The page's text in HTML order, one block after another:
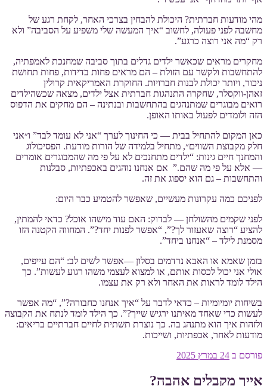
מהי מודעות חברתית? היכולת להבחין בצרכי האחר, לקחת רגע של
מחשבה לפני פעולה, לחשוב “איך המעשה שלי משפיע על הסביבה” ולא
רק “מה אני רוצה כרגע”.
מחקרים מראים שכאשר ילדים גדלים בתוך סביבה שמחנכת לאמפתיה,
להתחשבות ולקשר עם הזולת – הם מראים פחות בדידות, פחות תחושת
ניכור, ויותר יכולת לבנות חברויות. החוקרת האמריקאית קרולין
זאהן-ווקסלר, שחקרה התנהגות חברתית אצל ילדים, מצאה שכשהילדים
רואים מבוגרים שמתנהגים בהתחשבות ובנתינה – הם מחקים את הדפוס
הזה ולומדים לפעול באותו האופן.
כאן המקום להתחיל בבית — כי החינוך לערך “אני לא עומד לבד” ו״אני
חלק מקבוצת השווים״, מתחיל בלמידה של הורות מודעת. הפסיכולוג
והמחנך חיים גינות: “ילדים מתחנכים לא על פי מה שהמבוגרים אומרים
— אלא על פי מה שהם.” אם אנחנו נוהגים באכפתיות, סבלנות
והתחשבות – גם הוא יספוג את זה.
לפניכם כמה עקרונות מעשיים, שאפשר להטמיע כבר היום:
לפני שקמים מהשולחן — לבדוק: האם עוד מישהו אוכל? כדאי להמתין,
להציע “רוצה שאעזור לך?”, “אפשר לפנות יחד?”. המחווה הקטנה הזו
מסמנת לילד – “אנחנו ביחד”.
בזמן שאמא או האבא נרדמים בסלון —אפשר לשים לב: “הם עייפים,
אולי אני יכול לכסות אותם, או למצוא לעצמי משהו רגוע לעשות”. כך
הילד לומד לראות את האחר ולא רק את עצמו.
בשיחות יומיומיות – כדאי לדבר על “איך אנחנו כחבורה?”, “מה אפשר
לעשות כדי שאחד מאיתנו ירגיש שייך?”. כך הילד לומד לנתח את הקבוצה
ולזהות איך הוא מתנהג בה. כך נוצרת תשתית לחיים חברתיים בריאים:
מודעות לאחר, אכפתיות, ושייכות.
פורסם ב 24 במרץ 2025
אייך מקבלים אהבה?